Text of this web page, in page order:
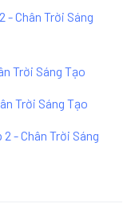
- Chân Trời Sáng
Trời Sáng Tạo
Trời Sáng Tạo
- Chân Trời Sáng